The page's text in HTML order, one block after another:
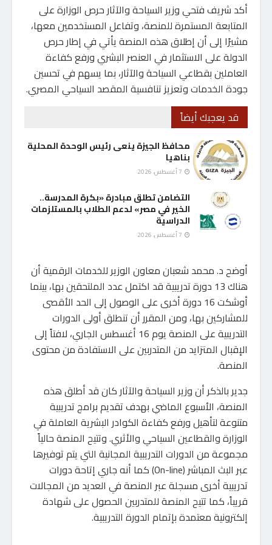
أكد شريف فتحي وزير السياحة والآثار حرص الوزارة على
المتابعة المستمرة للمنصة، وتفاعل المستخدمين معها،
مشيرًا إلى أن إطلاق هذه المنصة يأتي في إطار حرص
الدولة على الاستثمار في العنصر البشري ورفع كفاءة
العاملين بقطاعي السياحة والآثار، بما يسهم في تحسين
جودة الخدمات وتعزيز تنافسية المقصد السياحي المصري.
قد يعجبك أيضاً
محافظ الجيزة ينعى رئيس الوحدة المحلية
بناهيا
التضامن تطلق مبادرة «بكرة المدرسة..
الخير في مصر» لدعم الطلاب بالمستلزمات
الدراسية
أوضح د. محمد شعبان معاون الوزير للخدمات الرقمية أن
هناك 13 دورة تدريبية قد اكتمل عدد الملتحقين بها، بينما
أوشكت 16 دورة أخرى على الوصول إلى الحد الأقصى
للمشاركين بها، ومن المقرر أن تنطلق أولى الدورات
التدريبية على المنصة يوم 16 أغسطس الجاري، لافتاً إلى
الإقبال المتزايد من المتدربين على الاستفادة من محتوى
المنصة.
جدير بالذكر أن وزير السياحة والآثار كان قد أطلق هذه
المنصة، الأسبوع الماضي بهدف تقديم برامج تدريبية
متنوعة لتأهيل ورفع كفاءة الكوادر البشرية العاملة في
الوزارة والقطاعين السياحي والأثري. وتتيح المنصة حالياً
مجموعة من الدورات التدريبية المجانية التي يتم توفيرها
عبر البث المباشر (On-line) كما أنه جاري إتاحة دورات
تدريبية أخرى مسجلة عبر المنصة في العديد من المجالات
قريباً، كما تتيح المنصة للمتدربين الحصول على شهادة
إلكترونية معتمدة بإتمام الدورة التدريبية.